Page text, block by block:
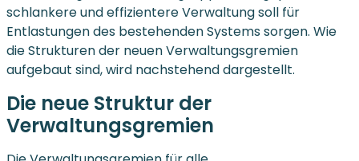
schlankere und effizientere Verwaltung soll für
Entlastungen des bestehenden Systems sorgen. Wie
die Strukturen der neuen Verwaltungsgremien
aufgebaut sind, wird nachstehend dargestellt.
Die neue Struktur der
Verwaltungsgremien